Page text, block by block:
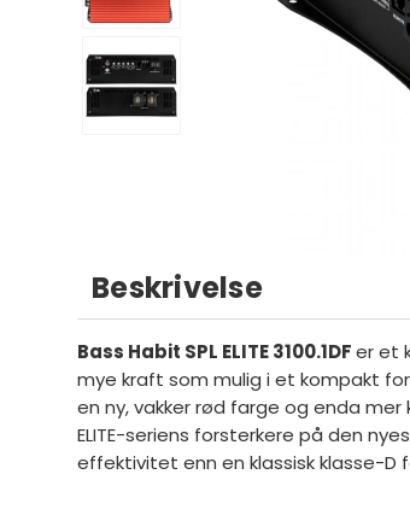
Beskrivelse
Bass Habit SPL ELITE 3100.1DFer et
mye kraft som mulig i et kompakt
en ny, vakker rød farge og enda
ELITE-seriens forsterkere på den
effektivitet enn en klassisk klasse-D